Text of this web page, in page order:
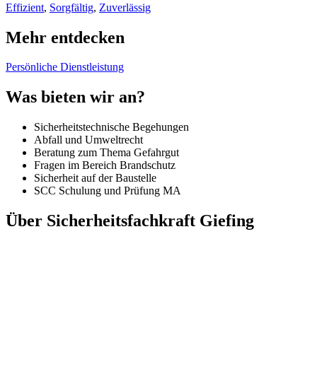
Effizient, Sorgfältig, Zuverlässig
Mehr entdecken
Persönliche Dienstleistung
Was bieten wir an?
Sicherheitstechnische Begehungen
Abfall und Umweltrecht
Beratung zum Thema Gefahrgut
Fragen im Bereich Brandschutz
Sicherheit auf der Baustelle
SCC Schulung und Prüfung MA
Über Sicherheitsfachkraft Giefing